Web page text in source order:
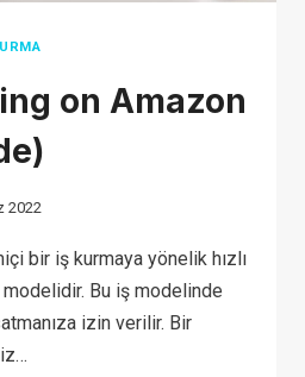
on Amazon
2022
bir iş kurmaya yönelik hızlı
Bu iş modelinde
izin verilir. Bir